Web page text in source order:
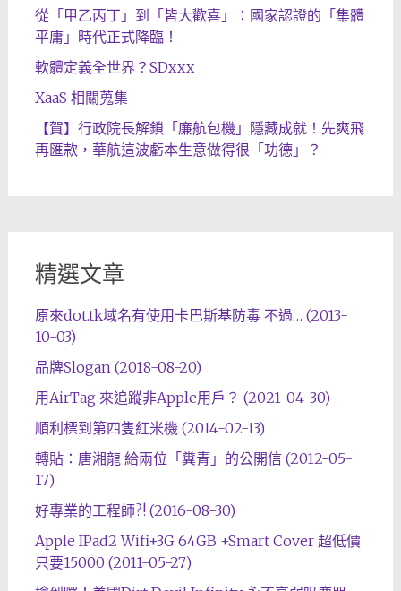
從「甲乙丙丁」到「皆大歡喜」：國家認證的「集體
平庸」時代正式降臨！
軟體定義全世界？SDxxx
XaaS 相關蒐集
【賀】行政院長解鎖「廉航包機」隱藏成就！先爽飛
再匯款，華航這波虧本生意做得很「功德」？
精選文章
原來dot.tk域名有使用卡巴斯基防毒 不過… (2013-
10-03)
品牌Slogan (2018-08-20)
用AirTag 來追蹤非Apple用戶？ (2021-04-30)
順利標到第四隻紅米機 (2014-02-13)
轉貼：唐湘龍 給兩位「糞青」的公開信 (2012-05-
17)
好專業的工程師?! (2016-08-30)
Apple IPad2 Wifi+3G 64GB +Smart Cover 超低價
只要15000 (2011-05-27)